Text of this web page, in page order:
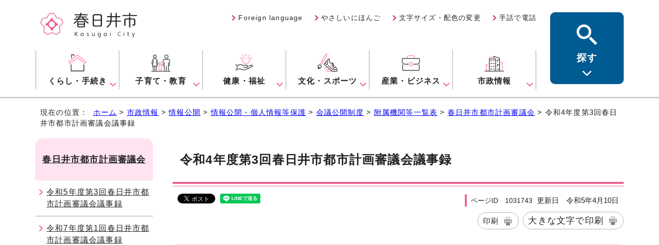
Foreign language やさしいにほんご 文字サイズ・配色の変更 手話で電話
くらし・手続き 子育て・教育 健康・福祉 文化・スポーツ 産業・ビジネス 市政情報
探す
現在の位置： ホーム > 市政情報 >情報公開 >情報公開・個人情報等保護 > 会議公開制度 > 附属機関等一覧表 > 春日井市都市計画審議会 > 令和4年度第3回春日
井市都市計画審議会議事録
令和4年度第3回春日井市都市計画審議会議事録
ページID 1031743 更新日 令和5年4月10日
印刷 大きな文字で印刷
春日井市都市計画審議会
令和5年度第3回春日井市都
市計画審議会議事録
令和7年度第1回春日井市都
市計画審議会議事録